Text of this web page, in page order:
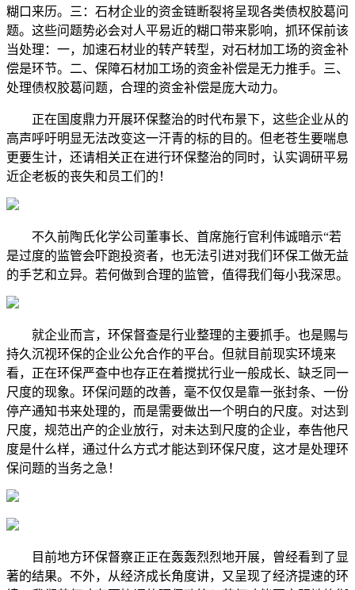
糊口来历。三：石材企业的资金链断裂将呈现各类债权胶葛问
题。这些问题势必会对人平易近的糊口带来影响，抓环保前该
当处理：一，加速石材业的转产转型，对石材加工场的资金补
偿是环节。二、保障石材加工场的资金补偿是无力推手。三、
处理债权胶葛问题，合理的资金补偿是庞大动力。
正在国度鼎力开展环保整治的时代布景下，这些企业从的
高声呼吁明显无法改变这一汗青的标的目的。但老苍生要喘息
更要生计，还请相关正在进行环保整治的同时，认实调研平易
近企老板的丧失和员工们的！
不久前陶氏化学公司董事长、首席施行官利伟诚暗示“若
是过度的监管会吓跑投资者，也无法引进对我们环保工做无益
的手艺和立异。若何做到合理的监管，值得我们每小我深思。
就企业而言，环保督查是行业整理的主要抓手。也是赐与
持久沉视环保的企业公允合作的平台。但就目前现实环境来
看，正在环保严查中也存正在着搅扰行业一般成长、缺乏同一
尺度的现象。环保问题的改善，毫不仅仅是靠一张封条、一份
停产通知书来处理的，而是需要做出一个明白的尺度。对达到
尺度，规范出产的企业放行，对未达到尺度的企业，奉告他尺
度是什么样，通过什么方式才能达到环保尺度，这才是处理环
保问题的当务之急！
目前地方环保督察正正在轰轰烈烈地开展，曾经看到了显
著的结果。不外，从经济成长角度讲，又呈现了经济提速的环